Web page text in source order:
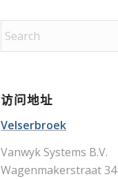
访问地址
Velserbroek
Vanwyk Systems B.V.
Wagenmakerstraat 34